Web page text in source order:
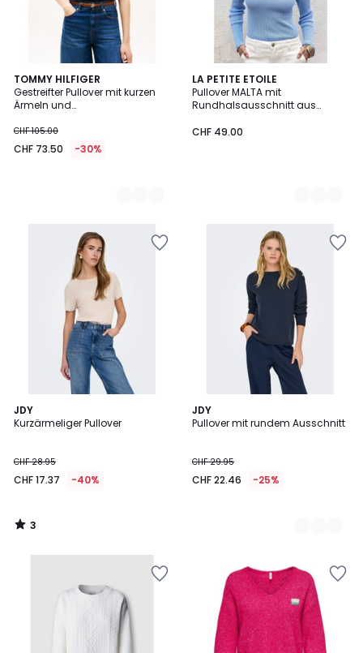
TOMMY HILFIGER
Gestreifter Pullover mit kurzen
Ärmeln und
CHF 105.00
CHF 73.50 -30%
2
Farben
LA PETITE ETOILE
Pullover MALTA mit
Rundhalsausschnitt aus
CHF 49.00
2
Farben
JDY
Kurzärmeliger Pullover
CHF 28.95
CHF 17.37 -40%
3
/
3
/
JDY
Pullover mit rundem Ausschnitt
CHF 29.95
CHF 22.46 -25%
2
Farben